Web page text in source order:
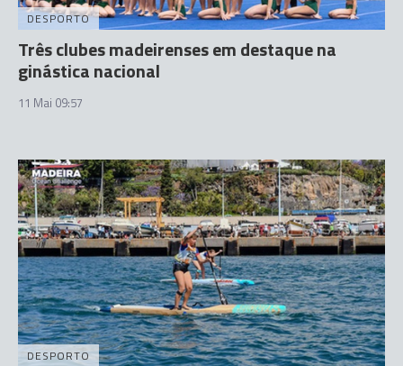
DESPORTO
Três clubes madeirenses em destaque na
ginástica nacional
11 Mai 09:57
DESPORTO